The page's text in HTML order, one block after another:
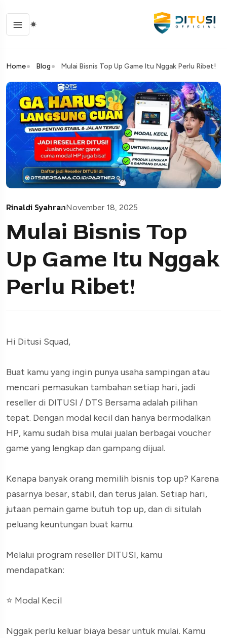
Home Blog Mulai Bisnis Top Up Game Itu Nggak Perlu Ribet!
Rinaldi SyahranNovember 18, 2025
Mulai Bisnis Top
Up Game Itu Nggak
Perlu Ribet!
Hi Ditusi Squad,
Buat kamu yang ingin punya usaha sampingan atau
mencari pemasukan tambahan setiap hari, jadi
reseller di DITUSI / DTS Bersama adalah pilihan
tepat. Dengan modal kecil dan hanya bermodalkan
HP, kamu sudah bisa mulai jualan berbagai voucher
game yang lengkap dan gampang dijual.
Kenapa banyak orang memilih bisnis top up? Karena
pasarnya besar, stabil, dan terus jalan. Setiap hari,
jutaan pemain game butuh top up, dan di situlah
peluang keuntungan buat kamu.
Melalui program reseller DITUSI, kamu
mendapatkan:
⭐ Modal Kecil
Nggak perlu keluar biaya besar untuk mulai. Kamu